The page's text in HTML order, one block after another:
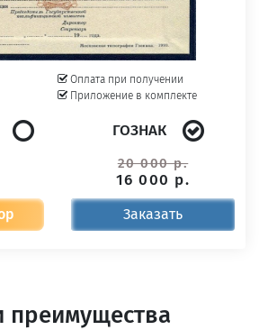
Оплата при получении
Приложение в комплекте
ГОЗНАК
20 000 р.
16 000 р.
Заказать
преимущества